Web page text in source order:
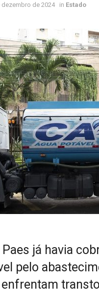
dezembro de 2024 in Estado
já havia
pelo